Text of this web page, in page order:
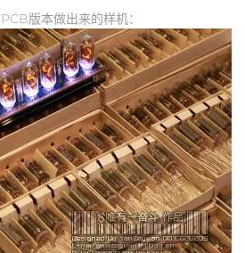
版本做出来的样机：